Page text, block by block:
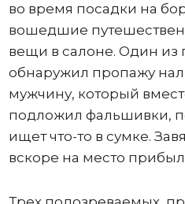
во время посадки на
вошедшие
вещи в салоне. Один из
обнаружил пропажу
мужчину, который
подложил фальшивки,
ищет что-то в сумке.
вскоре на место